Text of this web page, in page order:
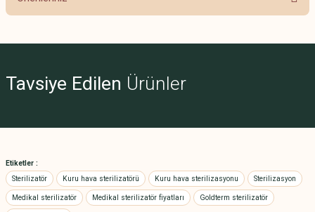
Görüş ve önerileriniz için teşekkür ederiz.
Ürün fiyatı diğer sitelerden daha pahalı.
Bu ürüne benzer farklı alternatifler olmalı.
Tavsiye Edilen Ürünler
Pamuk
Etiketler :
Sterilizatör
Kuru hava sterilizatörü Kuru hava sterilizasyonu Sterilizasyon
Medikal sterilizatör Medikal sterilizatör fiyatları Goldterm sterilizatör